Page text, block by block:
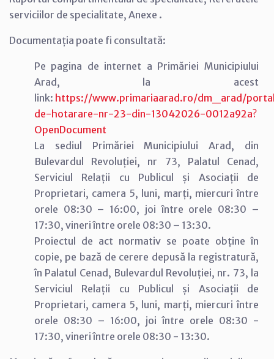
serviciilor de specialitate, Anexe .
Documentația poate fi consultată:
Pe pagina de internet a Primăriei Municipiului
Arad, la acest
link: https://www.primariaarad.ro/dm_arad/
de-hotarare-nr-23-din-13042026-0012a92a?
OpenDocument
La sediul Primăriei Municipiului Arad, din
Bulevardul Revoluției, nr 73, Palatul Cenad,
Serviciul Relații cu Publicul și Asociații de
Proprietari, camera 5, luni, marți, miercuri între
orele 08:30 – 16:00, joi între orele 08:30 –
17:30, vineri între orele 08:30 – 13:30.
Proiectul de act normativ se poate obține în
copie, pe bază de cerere depusă la registratură,
în Palatul Cenad, Bulevardul Revoluției, nr. 73, la
Serviciul Relații cu Publicul și Asociații de
Proprietari, camera 5, luni, marți, miercuri între
orele 08:30 – 16:00, joi între orele 08:30 -
17:30, vineri între orele 08:30 - 13:30.